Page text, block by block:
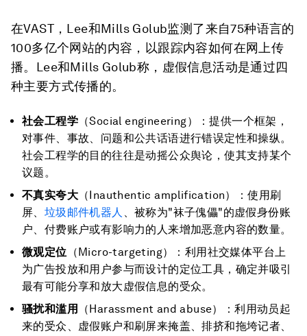
在VAST，Lee和Mills Golub监测了来自75种语言的
100多亿个网站的内容，以跟踪内容如何在网上传
播。Lee和Mills Golub称，虚假信息活动是通过四
种主要方式传播的。
社会工程学 （Social engineering）：提供一个框架，
对事件、事故、问题和公共话语进行错误定性和操纵。
社会工程学的目的往往是动摇公众舆论，使其支持某个
议题。
不真实夸大 （Inauthentic amplification）：使用刷
屏、 垃圾邮件机器人 、被称为"袜子傀儡"的虚假身份账
户、付费账户或有影响力的人来增加恶意内容的数量。
微观定位 （Micro-targeting）：利用社交媒体平台上
为广告投放和用户参与而设计的定位工具，确定并吸引
最有可能分享和放大虚假信息的受众。
骚扰和滥用
（Harassment and abuse）：利用动员起
来的受众、虚假账户和刷屏来掩盖、排挤和拖垮记者、